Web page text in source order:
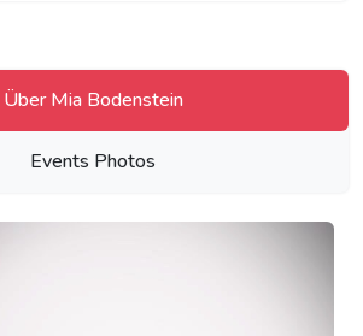
Über Mia Bodenstein
Events Photos